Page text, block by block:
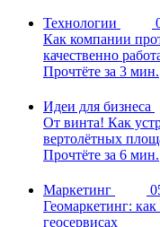
Технологии
Как компании
качественно
Прочтёте за 3 мин.
Идеи для бизнеса
От винта! Как
вертолётных
Прочтёте за 6 мин.
Маркетинг
Геомаркетинг:
геосервисах